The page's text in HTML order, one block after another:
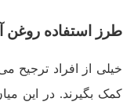
طرز استفاده روغن
خیلی از افراد ترجیح
کمک بگیرند. در این